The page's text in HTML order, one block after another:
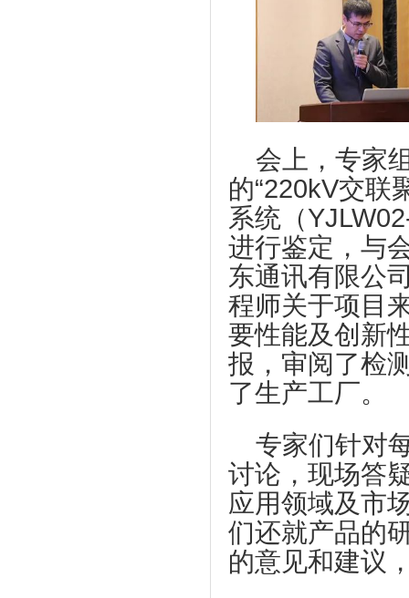
会上，专家
的“220kV交联
系统（
进行鉴定，与
东通讯有限公
程师关于项目
要性能及创新
报，审阅了检
了生产工厂。
专家们针对
讨论，现场答
应用领域及市
们还就产品的
的意见和建议